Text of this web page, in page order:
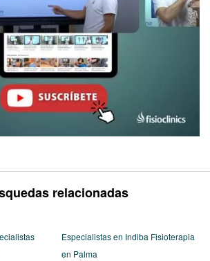
relacionadas
Especialistas en Indiba Fisioterapia
en Palma